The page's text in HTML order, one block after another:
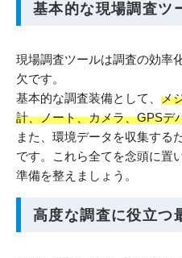
基本的な現場調査ツ
現場調査ツールは調査の効率
欠です。
基本的な調査装備として、 メ
計、ノート、カメラ、GPSデ
また、環境データを収集する
です。これら全てを念頭に置
準備を整えましょう。
高度な調査に役立つ